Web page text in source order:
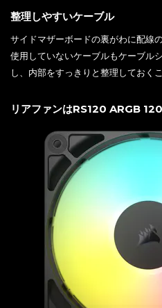
整理しやすいケーブル
サイドマザーボードの裏がわに配線
使用していないケーブルもケーブル
し、内部をすっきりと整理しておく
リアファンはRS120 ARGB